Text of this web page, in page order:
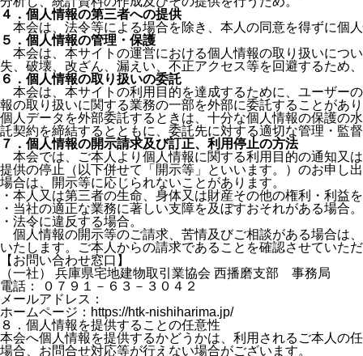
４．個人情報の第三者への提供
本会は、法令等による場合を除き、本人の同意を得ずに個
５．個人情報の管理・保護
本会は、本サイトの運営における個人情報の取り扱いにつ
失、破壊、改ざん、漏えい、不正アクセス等を回避するため
６．個人情報の取り扱いの委託
本会は、本サイトの利用目的を達成するために、ユーザー
報の取り扱いに関する業務の一部を外部に委託することがあ
個人データを外部委託するときは、十分な個人情報の保護の
託契約を締結するとともに、委託先に対する適切な管理・監督
７．個人情報の開示請求及び訂正、利用停止の方法
本会では、ご本人より個人情報に関する利用目的の通知又
提供の停止（以下併せて「開示等」といいます。）のお申し
場合は、開示等に応じられないことがあります。
・ 本人又は第三者の生命、身体又は財産その他の権利・利益
・ 当社の適正な業務に著しい支障を及ぼすおそれがある場合。
・ 法令に違反する場合。
個人情報の開示等のご請求、苦情及びご相談がある場合は
いたします。ご本人からの請求であることを確認させていた
【お問い合わせ窓口】
（一社） 兵庫県宅地建物取引業協会 西播磨支部 事務局
電話： ０７９１－６３－３０４２
メールアドレス：
ホームページ： https://htk-nishiharima.jp/
８．個人情報を提供することの任意性
本会へ個人情報を提供するかどうかは、利用されるご本人の
場合、お問合せ対応等が行えない場合がございます。